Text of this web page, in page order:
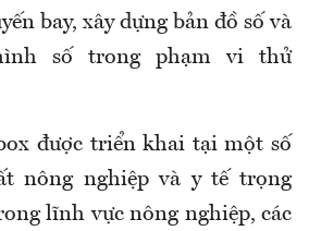
bay, xây dựng bản đồ số và
số trong phạm vi thử
được triển khai tại một số
nông nghiệp và y tế trọng
lĩnh vực nông nghiệp, các